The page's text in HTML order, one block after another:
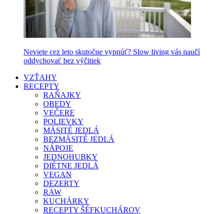
Neviete cez leto skutočne vypnúť? Slow living vás naučí
oddychovať bez výčitiek
VZŤAHY
RECEPTY
RAŇAJKY
OBEDY
VEČERE
POLIEVKY
MÄSITÉ JEDLÁ
BEZMÄSITÉ JEDLÁ
NÁPOJE
JEDNOHUBKY
DIÉTNE JEDLÁ
VEGAN
DEZERTY
RAW
KUCHÁRKY
RECEPTY ŠÉFKUCHÁROV